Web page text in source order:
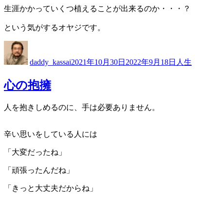
生涯かかっていくつ植えることが出来るのか・・・？
という気がするオヤジです。
者
daddy_kassai日:
2021年10月30日 2022年9月18日ゴ
人生
心の抱擁
人を抱きしめるのに、手は必要ありません。
辛い思いをしている人には
「大変だったね」
「頑張ったんだね」
「きっと大丈夫だからね」